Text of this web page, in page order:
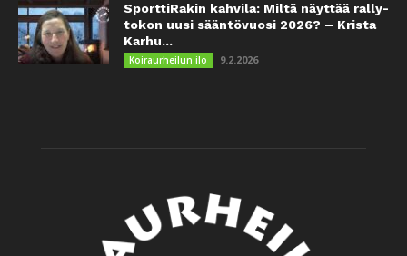
SporttiRakin kahvila: Miltä näyttää rally-
tokon uusi sääntövuosi 2026? – Krista
Karhu...
Koiraurheilun ilo 9.2.2026